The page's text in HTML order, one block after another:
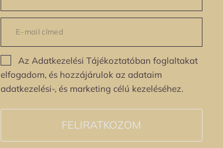
Az Adatkezelési Tájékoztatóban foglaltakat
elfogadom, és hozzájárulok az adataim
adatkezelési-, és marketing célú kezeléséhez.
FELIRATKOZOM